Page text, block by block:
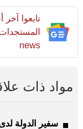
تابعوا آخر
news
مواد ذات
سفير الدولة